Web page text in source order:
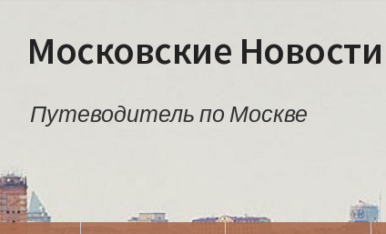
Московские Новости
Путеводитель по Москве